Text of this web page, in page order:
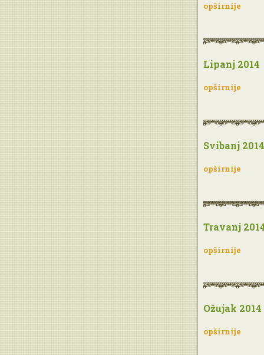
opširnije
Lipanj 2014
opširnije
Svibanj 2014
opširnije
Travanj
opširnije
Ožujak 2014
opširnije